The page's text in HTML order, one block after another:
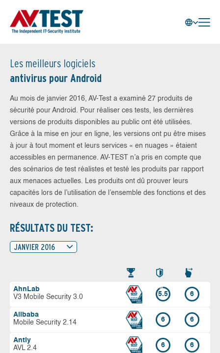
Les meilleurs logiciels
antivirus pour Android
Au mois de janvier 2016, AV-Test a examiné 27 produits de
sécurité pour Android. Pour réaliser ces tests, les dernières
versions de produits disponibles au public ont été utilisées.
Grâce à la mise en jour en ligne, les versions ont pu être mises
à jour à tout moment et leurs services « en nuages » étaient
accessibles en permanence. AV-TEST n’a pris en compte que
des scénarios de test réalistes et testé les produits par rapport
aux menaces actuelles. Les produits ont dû prouver leurs
capacités lors de l’utilisation de l’ensemble des fonctions et des
niveaux de protection.
RÉSULTATS DU TEST:
JANVIER 2016
AhnLab
V3 Mobile Security 3.0
5.5 6
Alibaba
Mobile Security 2.14
6 6
Antiy
AVL 2.4
6 6